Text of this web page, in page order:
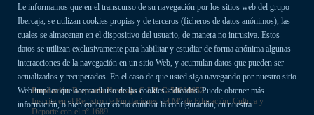
Le informamos que en el transcurso de su navegación por los sitios web del grupo
Ibercaja, se utilizan cookies propias y de terceros (ficheros de datos anónimos), las
cuales se almacenan en el dispositivo del usuario, de manera no intrusiva. Estos
datos se utilizan exclusivamente para habilitar y estudiar de forma anónima algunas
interacciones de la navegación en un sitio Web, y acumulan datos que pueden ser
actualizados y recuperados. En el caso de que usted siga navegando por nuestro sitio
Web implica que acepta el uso de las cookies indicadas. Puede obtener más
información, o bien conocer cómo cambiar la configuración, en nuestra
Fundación Bancaria Ibercaja C.I.F. G-50000652.
Inscrita en el Registro de Fundaciones del Mº de Educación, Cultura y
Deporte con el nº 1689.